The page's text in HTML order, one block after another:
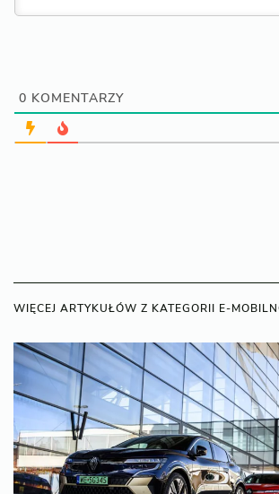
0 KOMENTARZY
WIĘCEJ ARTYKUŁÓW Z KATEGORII E-